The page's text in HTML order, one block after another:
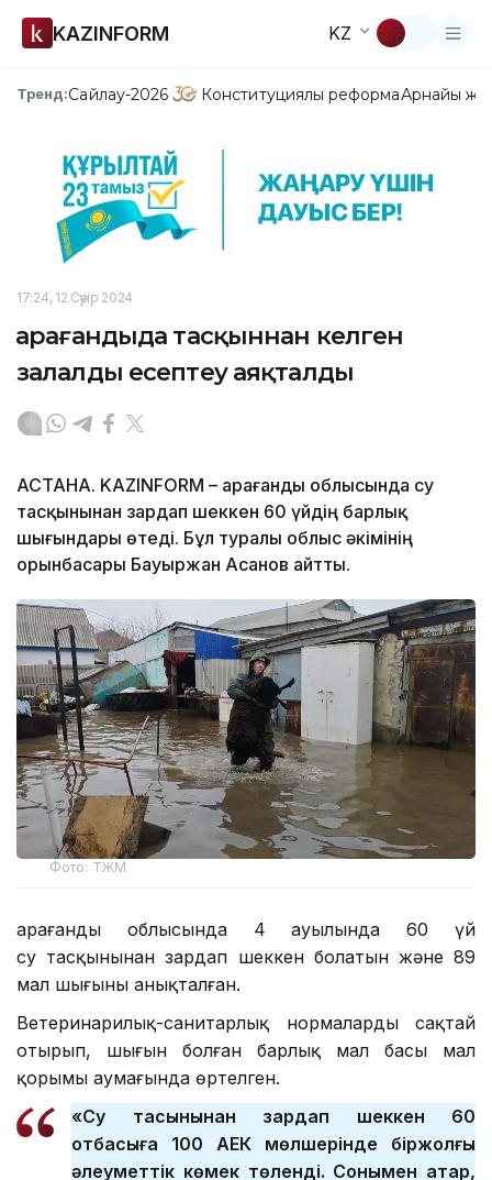
KAZINFORM KZ
Тренд:Сайлау-2026 Конституциялық реформаАрнайы
17:24, 12 Сәуір 2024
Қарағандыда тасқыннан келген
залалды есептеу аяқталды
АСТАНА. KAZINFORM – Қарағанды облысында су
тасқынынан зардап шеккен 60 үйдің барлық
шығындары өтеді. Бұл туралы облыс әкімінің
орынбасары Бауыржан Асанов айтты.
Фото: ТЖМ
Қарағанды облысында 4 ауылында 60 үй
су тасқынынан зардап шеккен болатын және 89
мал шығыны анықталған.
Ветеринарилық-санитарлық нормаларды сақтай
отырып, шығын болған барлық мал басы мал
қорымы аумағында өртелген.
«Су тасқынынан зардап шеккен 60
отбасыға 100 АЕК мөлшерінде біржолғы
әлеуметтік көмек төленді. Сонымен қатар,